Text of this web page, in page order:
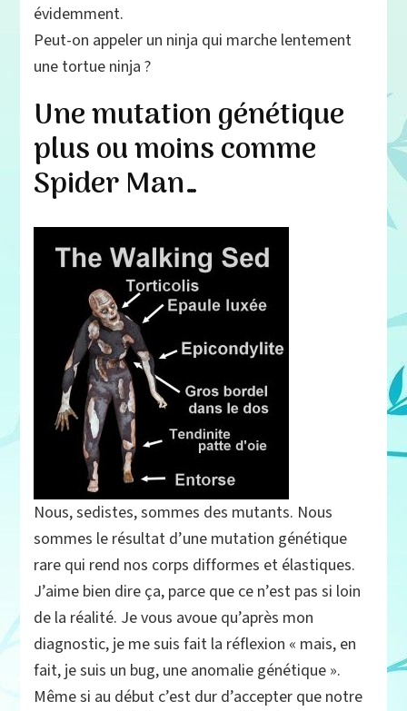
évidemment.
Peut-on appeler un ninja qui marche lentement
une tortue ninja ?
Une mutation génétique
plus ou moins comme
Spider Man…
Nous, sedistes, sommes des mutants. Nous
sommes le résultat d’une mutation génétique
rare qui rend nos corps difformes et élastiques.
J’aime bien dire ça, parce que ce n’est pas si loin
de la réalité. Je vous avoue qu’après mon
diagnostic, je me suis fait la réflexion « mais, en
fait, je suis un bug, une anomalie génétique ».
Même si au début c’est dur d’accepter que notre